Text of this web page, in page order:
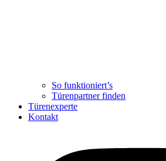
So funktioniert’s
Türenpartner finden
Türenexperte
Kontakt